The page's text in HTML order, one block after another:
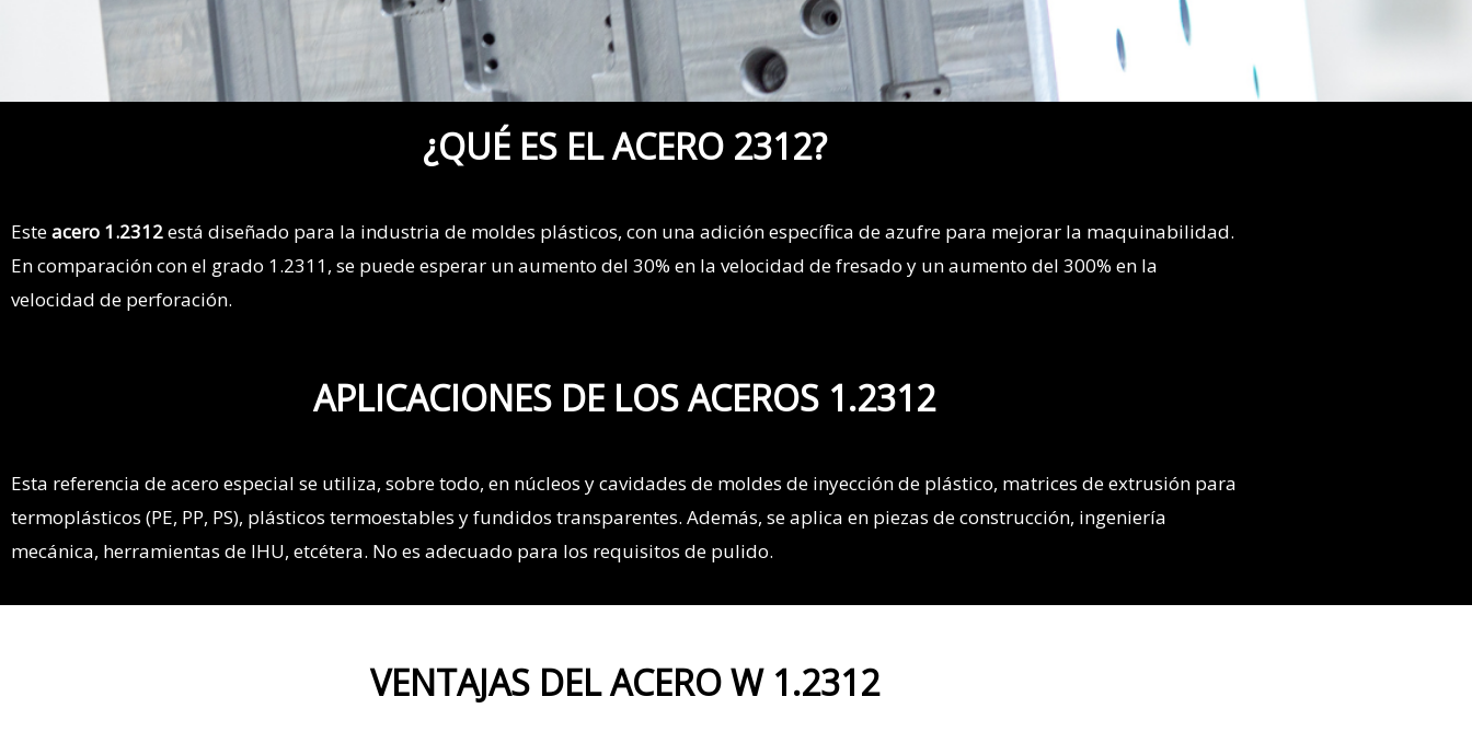
¿QUÉ ES EL ACERO 2312?
Esteacero 1.2312está diseñado para la industria de moldes plásticos, con una adición específica de azufre para mejorar la maquinabilidad.
En comparación con el grado 1.2311, se puede esperar un aumento del 30% en la velocidad de fresado y un aumento del 300% en la
velocidad de perforación.
APLICACIONES DE LOS ACEROS 1.2312
Esta referencia de acero especial se utiliza, sobre todo, en núcleos y cavidades de moldes de inyección de plástico, matrices de extrusión para
termoplásticos (PE, PP, PS), plásticos termoestables y fundidos transparentes. Además, se aplica en piezas de construcción, ingeniería
mecánica, herramientas de IHU, etcétera. No es adecuado para los requisitos de pulido.
VENTAJAS DEL ACERO W 1.2312